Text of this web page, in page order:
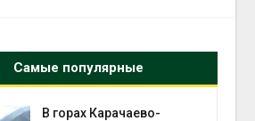
Самые популярные
В горах Карачаево-